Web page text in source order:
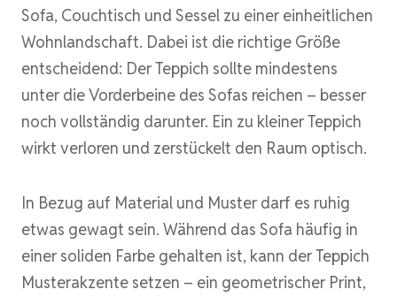
Sofa, Couchtisch und Sessel zu einer einheitlichen
Wohnlandschaft. Dabei ist die richtige Größe
entscheidend: Der Teppich sollte mindestens
unter die Vorderbeine des Sofas reichen – besser
noch vollständig darunter. Ein zu kleiner Teppich
wirkt verloren und zerstückelt den Raum optisch.
In Bezug auf Material und Muster darf es ruhig
etwas gewagt sein. Während das Sofa häufig in
einer soliden Farbe gehalten ist, kann der Teppich
Musterakzente setzen – ein geometrischer Print,